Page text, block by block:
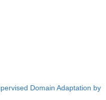
Domain Adaptation by